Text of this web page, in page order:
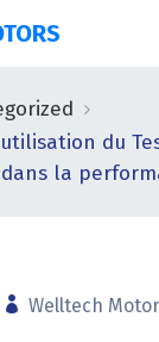
du
la
Welltech